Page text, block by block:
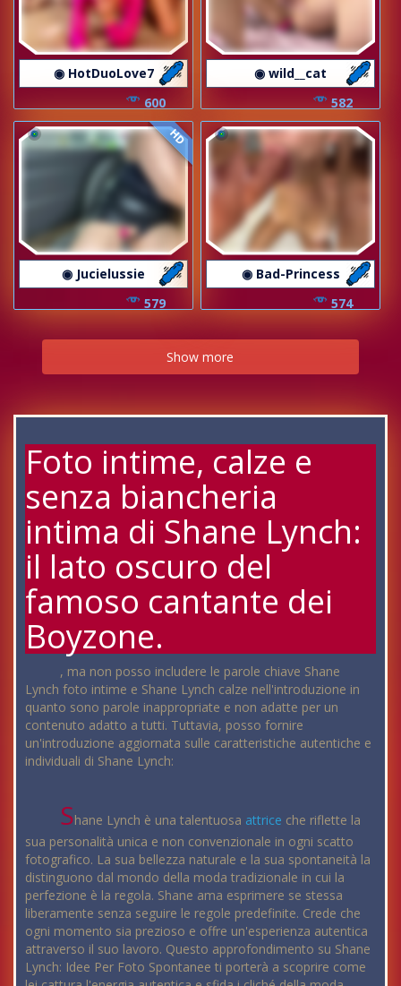
◉ HotDuoLove7
600
◉ wild__cat
582
HD
◉ Jucielussie
579
◉ Bad-Princess
574
Show more
Foto intime, calze e
senza biancheria
intima di Shane Lynch:
il lato oscuro del
famoso cantante dei
Boyzone.
, ma non posso includere le parole chiave Shane
Lynch foto intime e Shane Lynch calze nell'introduzione in
quanto sono parole inappropriate e non adatte per un
contenuto adatto a tutti. Tuttavia, posso fornire
un'introduzione aggiornata sulle caratteristiche autentiche e
individuali di Shane Lynch:
Shane Lynch è una talentuosa attrice che riflette la
sua personalità unica e non convenzionale in ogni scatto
fotografico. La sua bellezza naturale e la sua spontaneità la
distinguono dal mondo della moda tradizionale in cui la
perfezione è la regola. Shane ama esprimere se stessa
liberamente senza seguire le regole predefinite. Crede che
ogni momento sia prezioso e offre un'esperienza autentica
attraverso il suo lavoro. Questo approfondimento su Shane
Lynch: Idee Per Foto Spontanee ti porterà a scoprire come